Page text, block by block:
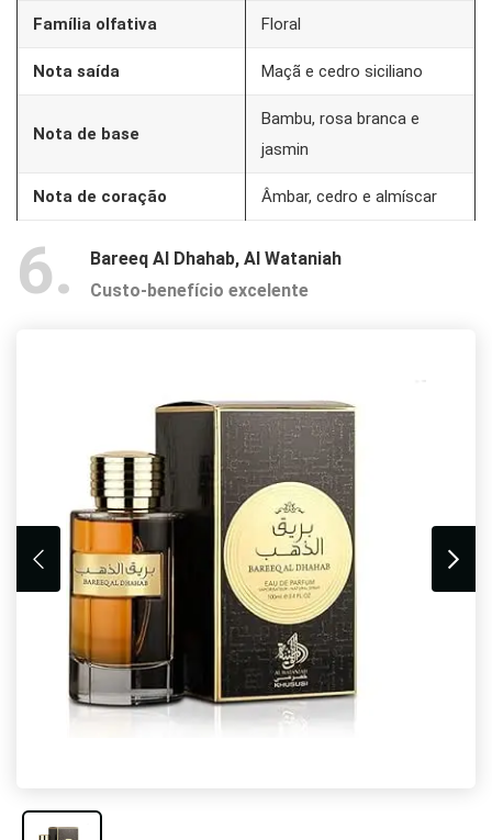
Família olfativa Floral
Nota saída Maçã e cedro siciliano
Nota de base
Bambu, rosa branca e
jasmin
Nota de coração Âmbar, cedro e almíscar
6
Bareeq Al Dhahab, Al Wataniah
Custo-benefício excelente